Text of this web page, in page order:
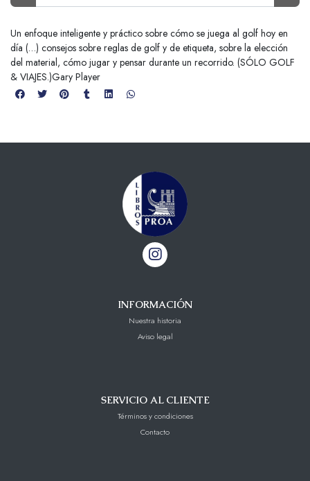
Un enfoque inteligente y práctico sobre cómo se juega al golf hoy en
día (…) consejos sobre reglas de golf y de etiqueta, sobre la elección
del material, cómo jugar y pensar durante un recorrido. (SÓLO GOLF
& VIAJES.)Gary Player
INFORMACIÓN
Nuestra historia
Aviso legal
SERVICIO AL CLIENTE
Términos y condiciones
Contacto